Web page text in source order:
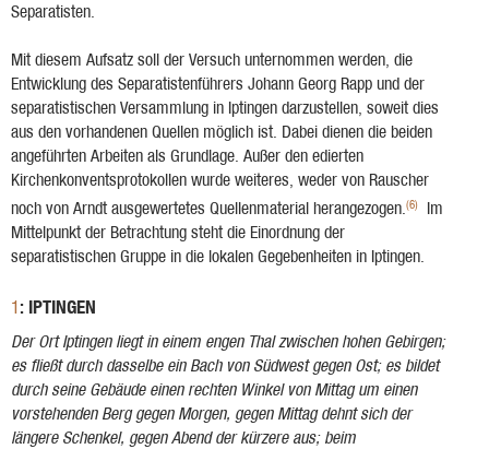
Separatisten.
Mit diesem Aufsatz soll der Versuch unternommen werden, die
Entwicklung des Separatistenführers Johann Georg Rapp und der
separatistischen Versammlung in Iptingen darzustellen, soweit dies
aus den vorhandenen Quellen möglich ist. Dabei dienen die beiden
angeführten Arbeiten als Grundlage. Außer den edierten
Kirchenkonventsprotokollen wurde weiteres, weder von Rauscher
noch von Arndt ausgewertetes Quellenmaterial herangezogen.(6)
Im
Mittelpunkt der Betrachtung steht die Einordnung der
separatistischen Gruppe in die lokalen Gegebenheiten in Iptingen.
1: IPTINGEN
Der Ort Iptingen liegt in einem engen Thal zwischen hohen Ge­birgen;
es fließt durch das­selbe ein Bach von Südwest gegen Ost; es bildet
durch seine Gebäude einen rechten Winkel von Mittag um einen
vorstehenden Berg gegen Morgen, gegen Mittag dehnt sich der
längere Schenkel, gegen Abend der kürzere aus; beim